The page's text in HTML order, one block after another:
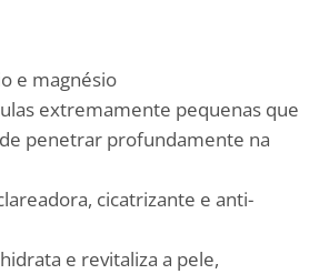
e magnésio
extremamente pequenas que
penetrar profundamente na
cicatrizante e anti-
e revitaliza a pele,